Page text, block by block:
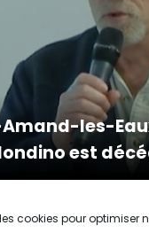
cookies pour optimiser
les-
est